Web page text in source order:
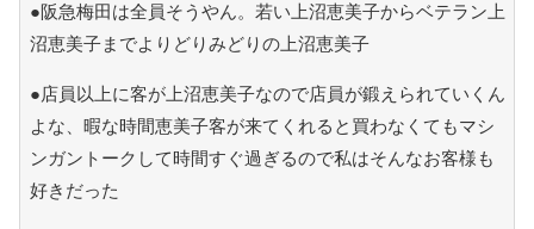
●阪急梅田は全員そうやん。若い上沼恵美子からベテラン上
沼恵美子までよりどりみどりの上沼恵美子
●店員以上に客が上沼恵美子なので店員が鍛えられていくん
よな、暇な時間恵美子客が来てくれると買わなくてもマシ
ンガントークして時間すぐ過ぎるので私はそんなお客様も
好きだった